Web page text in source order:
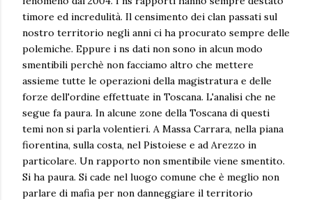
timore ed incredulità. Il censimento dei clan passati sul
nostro territorio negli anni ci ha procurato sempre delle
polemiche. Eppure i ns dati non sono in alcun modo
smentibili perchè non facciamo altro che mettere
assieme tutte le operazioni della magistratura e delle
forze dell'ordine effettuate in Toscana. L'analisi che ne
segue fa paura. In alcune zone della Toscana di questi
temi non si parla volentieri. A Massa Carrara, nella piana
fiorentina, sulla costa, nel Pistoiese e ad Arezzo in
particolare. Un rapporto non smentibile viene smentito.
Si ha paura. Si cade nel luogo comune che è meglio non
parlare di mafia per non danneggiare il territorio